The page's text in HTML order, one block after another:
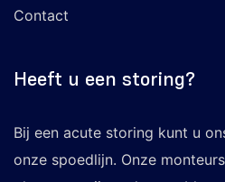
Contact
Heeft u een storing?
Bij een acute storing kunt u
onze spoedlijn. Onze